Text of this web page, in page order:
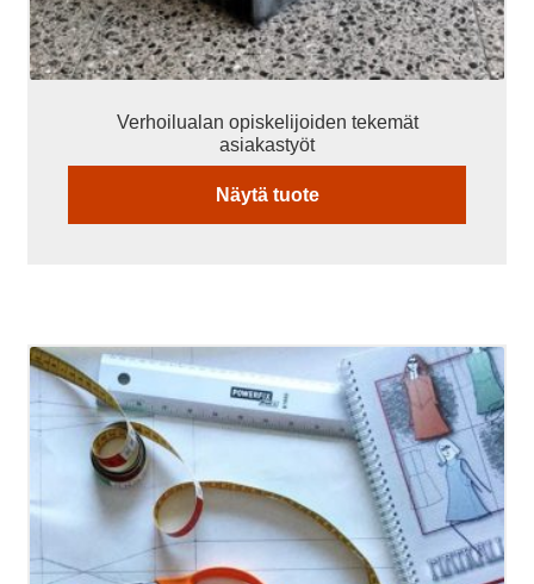
Verhoilualan opiskelijoiden tekemät
asiakastyöt
Näytä tuote